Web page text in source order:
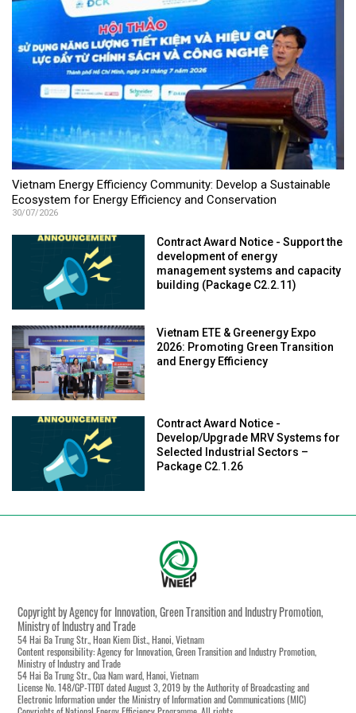
Vietnam Energy Efficiency Community: Develop a Sustainable
Ecosystem for Energy Efficiency and Conservation
30/07/2026
Contract Award Notice - Support the
development of energy
management systems and capacity
building (Package C2.2.11)
Vietnam ETE & Greenergy Expo
2026: Promoting Green Transition
and Energy Efficiency
Contract Award Notice -
Develop/Upgrade MRV Systems for
Selected Industrial Sectors –
Package C2.1.26
Copyright by Agency for Innovation, Green Transition and Industry Promotion,
Ministry of Industry and Trade
54 Hai Ba Trung Str., Hoan Kiem Dist., Hanoi, Vietnam
Content responsibility: Agency for Innovation, Green Transition and Industry Promotion,
Ministry of Industry and Trade
54 Hai Ba Trung Str., Cua Nam ward, Hanoi, Vietnam
License No. 148/GP-TTĐT dated August 3, 2019 by the Authority of Broadcasting and
Electronic Information under the Ministry of Information and Communications (MIC)